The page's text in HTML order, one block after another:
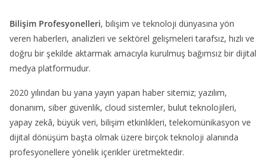
Bilişim Profesyonelleri, bilişim ve teknoloji dünyasına yön
veren haberleri, analizleri ve sektörel gelişmeleri tarafsız, hızlı ve
doğru bir şekilde aktarmak amacıyla kurulmuş bağımsız bir dijital
medya platformudur.
2020 yılından bu yana yayın yapan haber sitemiz; yazılım,
donanım, siber güvenlik, cloud sistemler, bulut teknolojileri,
yapay zekâ, büyük veri, bilişim etkinlikleri, telekomünikasyon ve
dijital dönüşüm başta olmak üzere birçok teknoloji alanında
profesyonellere yönelik içerikler üretmektedir.